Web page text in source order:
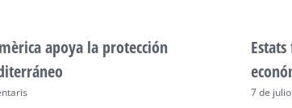
apoya la protección
7 de